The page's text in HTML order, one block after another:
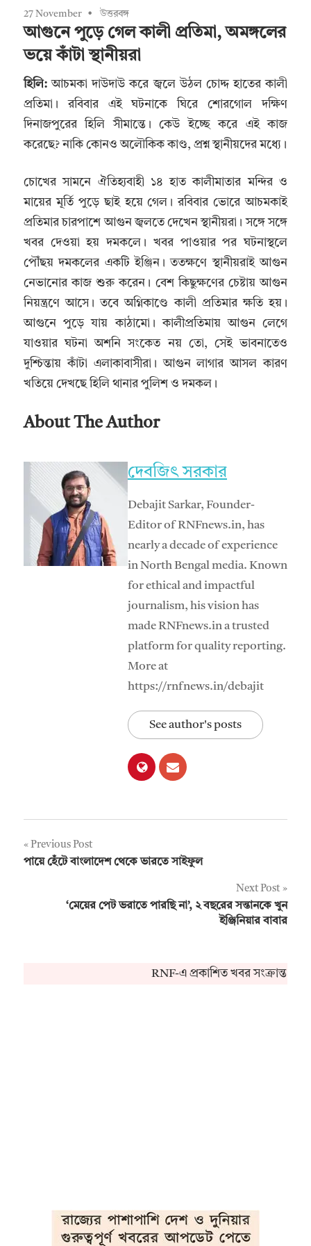
27 November উত্তরবঙ্গ
আগুনে পুড়ে গেল কালী প্রতিমা, অমঙ্গলের
ভয়ে কাঁটা স্থানীয়রা
হিলি: আচমকা দাউদাউ করে জ্বলে উঠল চোদ্দ হাতের কালী
প্রতিমা। রবিবার এই ঘটনাকে ঘিরে শোরগোল দক্ষিণ
দিনাজপুরের হিলি সীমান্তে। কেউ ইচ্ছে করে এই কাজ
করেছে? নাকি কোনও অলৌকিক কাণ্ড, প্রশ্ন স্থানীয়দের মধ্যে।
চোখের সামনে ঐতিহ্যবাহী ১৪ হাত কালীমাতার মন্দির ও
মায়ের মূর্তি পুড়ে ছাই হয়ে গেল। রবিবার ভোরে আচমকাই
প্রতিমার চারপাশে আগুন জ্বলতে দেখেন স্থানীয়রা। সঙ্গে সঙ্গে
খবর দেওয়া হয় দমকলে। খবর পাওয়ার পর ঘটনাস্থলে
পৌঁছয় দমকলের একটি ইঞ্জিন। ততক্ষণে স্থানীয়রাই আগুন
নেভানোর কাজ শুরু করেন। বেশ কিছুক্ষণের চেষ্টায় আগুন
নিয়ন্ত্রণে আসে। তবে অগ্নিকাণ্ডে কালী প্রতিমার ক্ষতি হয়।
আগুনে পুড়ে যায় কাঠামো। কালীপ্রতিমায় আগুন লেগে
যাওয়ার ঘটনা অশনি সংকেত নয় তো, সেই ভাবনাতেও
দুশ্চিন্তায় কাঁটা এলাকাবাসীরা। আগুন লাগার আসল কারণ
খতিয়ে দেখছে হিলি থানার পুলিশ ও দমকল।
About The Author
দেবজিৎ সরকার
Debajit Sarkar, Founder-
Editor of RNFnews.in, has
nearly a decade of experience
in North Bengal media. Known
for ethical and impactful
journalism, his vision has
made RNFnews.in a trusted
platform for quality reporting.
More at
https://rnfnews.in/debajit
See author's posts
Post
Previous Post
পায়ে হেঁটে বাংলাদেশ থেকে ভারতে সাইফুল
Next Post
‘মেয়ের পেট ভরাতে পারছি না’, ২ বছরের সন্তানকে খুন
ইঞ্জিনিয়ার বাবার
RNF-এ প্রকাশিত খবর সংক্রান্ত